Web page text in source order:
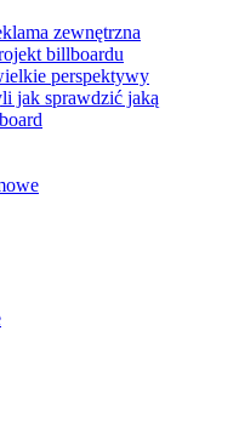
zewnętrzna
billboardu
perspektywy
jak sprawdzić jaką